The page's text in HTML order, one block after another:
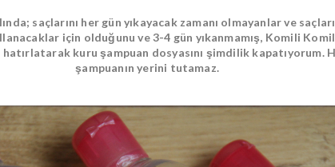
saçlarını her gün yıkayacak zamanı olmayanlar ve
için olduğunu ve 3-4 gün yıkanmamış, Komili
hatırlatarak kuru şampuan dosyasını şimdilik kapatıyorum.
şampuanın yerini tutamaz.